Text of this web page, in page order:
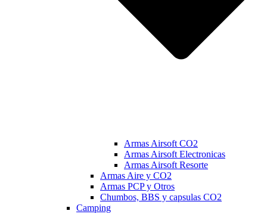
Armas Airsoft CO2
Armas Airsoft Electronicas
Armas Airsoft Resorte
Armas Aire y CO2
Armas PCP y Otros
Chumbos, BBS y capsulas CO2
Camping